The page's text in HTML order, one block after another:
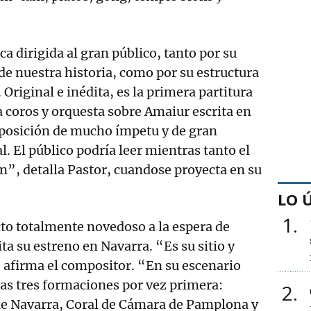
dirigida al gran público, tanto por su
nuestra historia, como por su estructura
e inédita, es la primera partitura
y orquesta sobre Amaiur escrita en
de mucho ímpetu y de gran
El público podría leer mientras tanto el
detalla Pastor, cuandose proyecta en su
totalmente novedoso a la espera de
su estreno en Navarra. “Es su sitio y
el compositor. “En su escenario
tres formaciones por vez primera:
Navarra, Coral de Cámara de Pamplona y
LO
1
2